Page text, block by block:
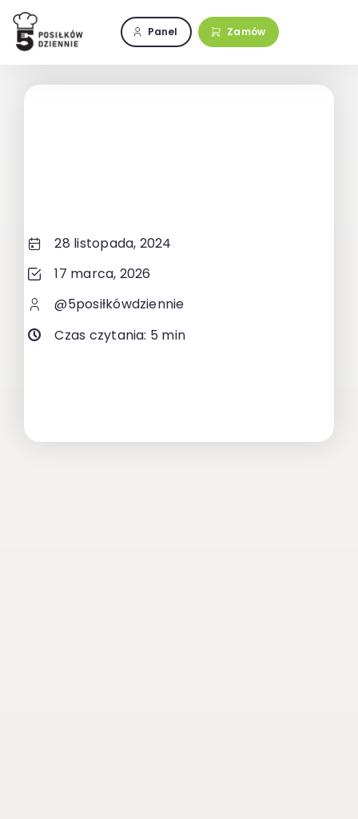
Przejdź
zawartości
Panel Zamów
28 listopada, 2024
17 marca, 2026
@5posiłkówdziennie
Czas czytania: 5 min